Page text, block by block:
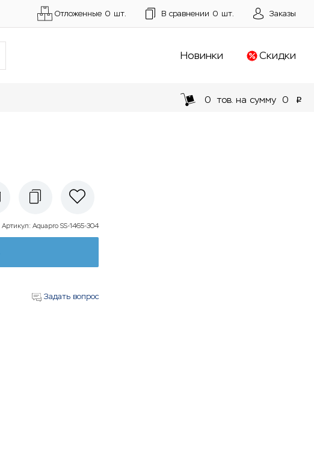
Отложенные 0 шт. В сравнении 0 шт. Заказы
Новинки Скидки
0 тов. на сумму 0 p
Артикул: Aquapro SS-1465-304
Задать вопрос